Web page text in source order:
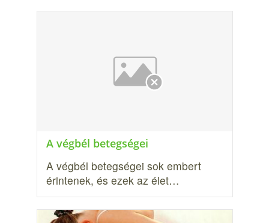
A végbél betegségei
A végbél betegségei sok embert
érintenek, és ezek az élet…